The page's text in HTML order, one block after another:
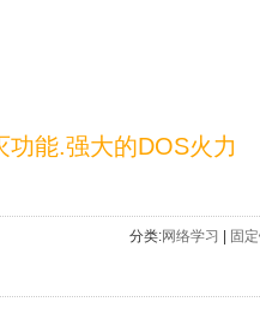
能.强大的DOS火力
分类:网络学习 固